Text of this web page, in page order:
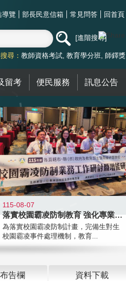
導覽 部長民意信箱 常見問答 回首頁
進階搜尋
尋： 教師資格考試 教育學分班 師鐸獎
留考 便民服務 訊息公告
115-08-07
落實校園霸凌防制教育 強化專業知能
為落實校園霸凌防制計畫，完備生對生
校園霸凌事件處理機制，教育...
告欄 資料下載